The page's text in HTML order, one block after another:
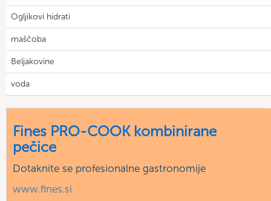
Ogljikovi hidrati
maščoba
Beljakovine
voda
Fines PRO-COOK kombinirane
pečice
Dotaknite se profesionalne gastronomije
www.fines.si